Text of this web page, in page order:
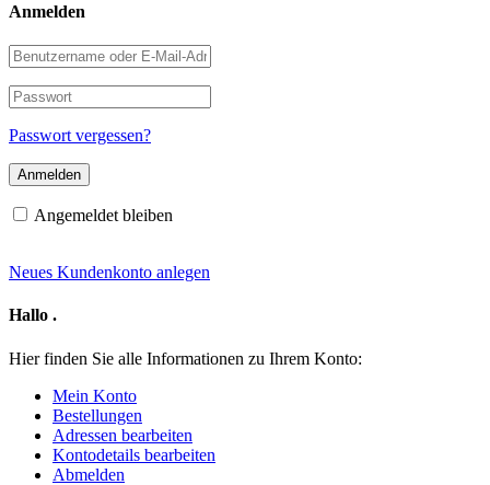
Anmelden
Benutzername
oder
E-
Mail-
Adresse
Passwort
Passwort vergessen?
Angemeldet bleiben
Neues Kundenkonto anlegen
Hallo .
Hier finden Sie alle Informationen zu Ihrem Konto:
Mein Konto
Bestellungen
Adressen bearbeiten
Kontodetails bearbeiten
Abmelden